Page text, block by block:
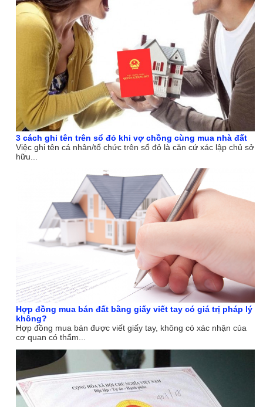
3 cách ghi tên trên sổ đỏ khi vợ chồng cùng mua nhà đất
Việc ghi tên cá nhân/tổ chức trên sổ đỏ là căn cứ xác lập chủ sở
hữu...
Hợp đồng mua bán đất bằng giấy viết tay có giá trị pháp lý
không?
Hợp đồng mua bán được viết giấy tay, không có xác nhận của
cơ quan có thẩm...